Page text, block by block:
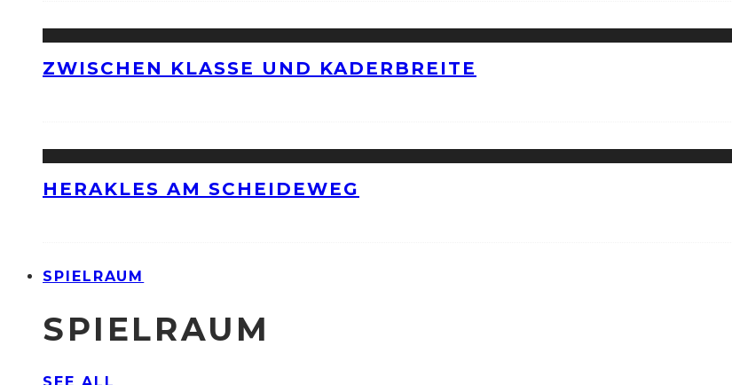
ZWISCHEN KLASSE UND KADERBREITE
HERAKLES AM SCHEIDEWEG
SPIELRAUM
SPIELRAUM
SEE ALL